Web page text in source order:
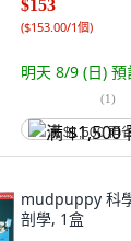
$153
($153.00/1個)
明天 8/9 (日) 預
(1)
满 $1,500 再
mudpuppy 科
剖學, 1盒